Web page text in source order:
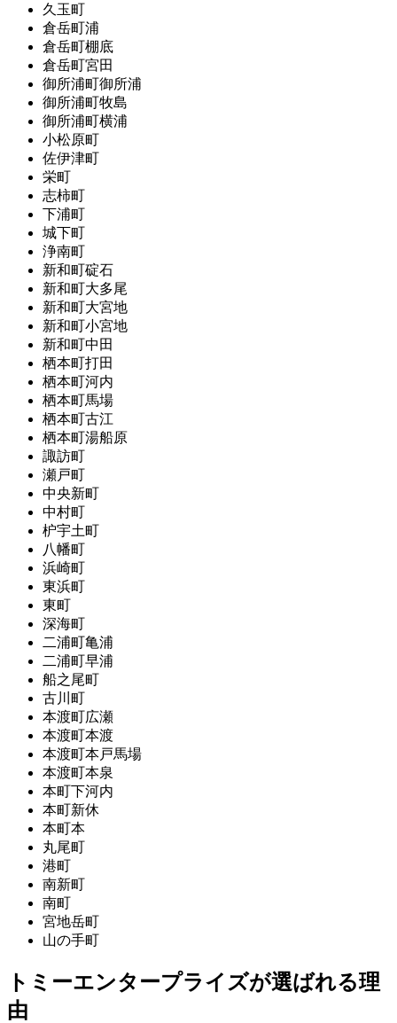
久玉町
倉岳町浦
倉岳町棚底
倉岳町宮田
御所浦町御所浦
御所浦町牧島
御所浦町横浦
小松原町
佐伊津町
栄町
志柿町
下浦町
城下町
浄南町
新和町碇石
新和町大多尾
新和町大宮地
新和町小宮地
新和町中田
栖本町打田
栖本町河内
栖本町馬場
栖本町古江
栖本町湯船原
諏訪町
瀬戸町
中央新町
中村町
枦宇土町
八幡町
浜崎町
東浜町
東町
深海町
二浦町亀浦
二浦町早浦
船之尾町
古川町
本渡町広瀬
本渡町本渡
本渡町本戸馬場
本渡町本泉
本町下河内
本町新休
本町本
丸尾町
港町
南新町
南町
宮地岳町
山の手町
トミーエンタープライズが選ばれる理
由